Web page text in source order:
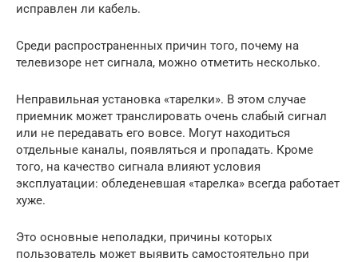
исправлен ли кабель.
Среди распространенных причин того, почему на
телевизоре нет сигнала, можно отметить несколько.
Неправильная установка «тарелки». В этом случае
приемник может транслировать очень слабый сигнал
или не передавать его вовсе. Могут находиться
отдельные каналы, появляться и пропадать. Кроме
того, на качество сигнала влияют условия
эксплуатации: обледеневшая «тарелка» всегда работает
хуже.
Это основные неполадки, причины которых
пользователь может выявить самостоятельно при